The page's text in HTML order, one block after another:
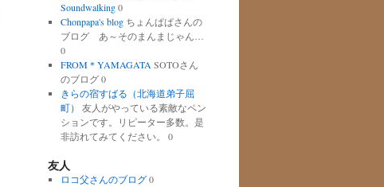
Soundwalking0
Chonpapa's blogちょんぱぱさんの
ブログ あ～そのまんまじゃん…
0
FROM＊YAMAGATA SOTOさん
のブログ 0
きらの宿すばる（北海道弟子屈
町）
友人がやっている素敵なペン
ションです。リピーター多数。是
非訪れてみてください。 0
友人
ロコ父さんのブログ0